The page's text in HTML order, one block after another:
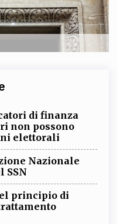
PUBBLICITÀ CONTATTI
di finanza
non possono
elettorali
Nazionale
SSN
principio di